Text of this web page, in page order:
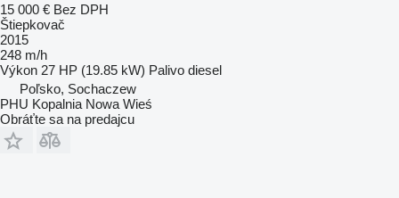
15 000 € Bez DPH
Štiepkovač
2015
248 m/h
Výkon 27 HP (19.85 kW) Palivo diesel
Poľsko, Sochaczew
PHU Kopalnia Nowa Wieś
Obráťte sa na predajcu